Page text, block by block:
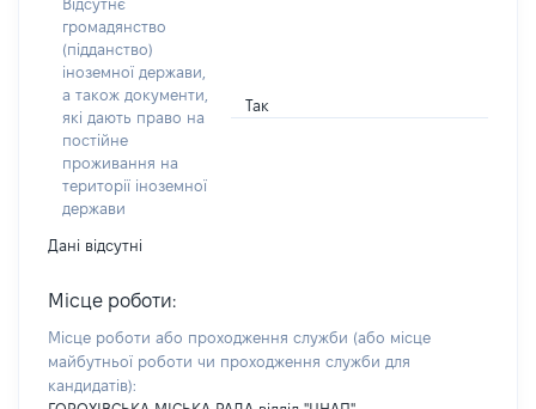
Відсутнє
громадянство
(підданство)
іноземної держави,
а також документи,
які дають право на
постійне
проживання на
території іноземної
держави
Так
Дані відсутні
Місце роботи:
Місце роботи або проходження служби (або місце
майбутньої роботи чи проходження служби для
кандидатів):